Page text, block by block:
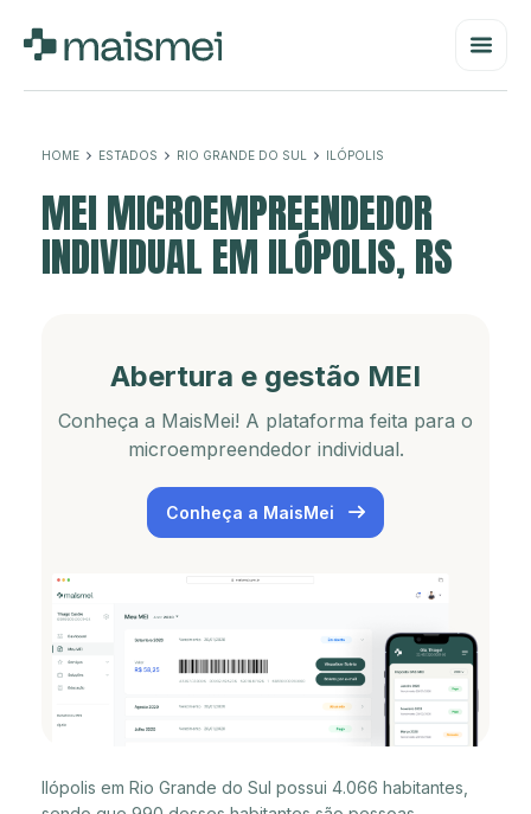
HOME ESTADOS RIO GRANDE DO SUL ILÓPOLIS
MEI MICROEMPREENDEDOR
INDIVIDUAL EM ILÓPOLIS, RS
Abertura e gestão MEI
Conheça a MaisMei! A plataforma feita para o
microempreendedor individual.
Conheça a MaisMei
Ilópolis em Rio Grande do Sul possui 4.066 habitantes,